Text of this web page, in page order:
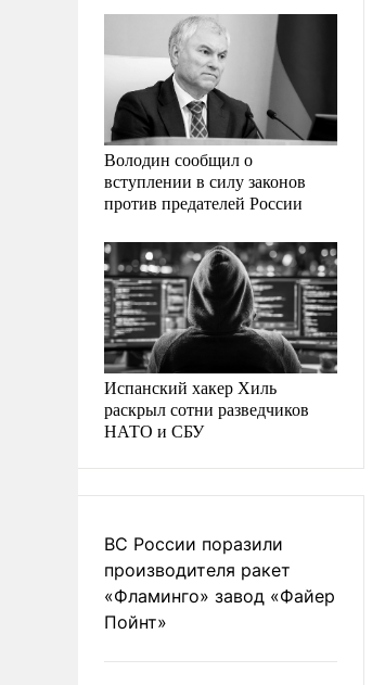
Володин сообщил о
вступлении в силу законов
против предателей России
Испанский хакер Хиль
раскрыл сотни разведчиков
НАТО и СБУ
ВС России поразили
производителя ракет
«Фламинго» завод «Файер
Пойнт»